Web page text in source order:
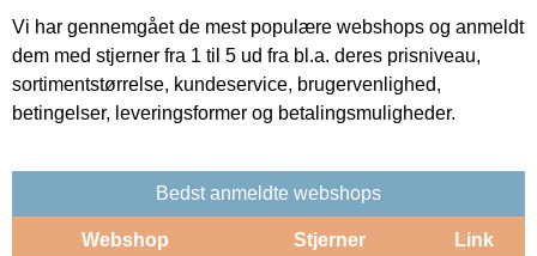
Vi har gennemgået de mest populære webshops og anmeldt
dem med stjerner fra 1 til 5 ud fra bl.a. deres prisniveau,
sortimentstørrelse, kundeservice, brugervenlighed,
betingelser, leveringsformer og betalingsmuligheder.
Bedst anmeldte webshops
Webshop Stjerner Link